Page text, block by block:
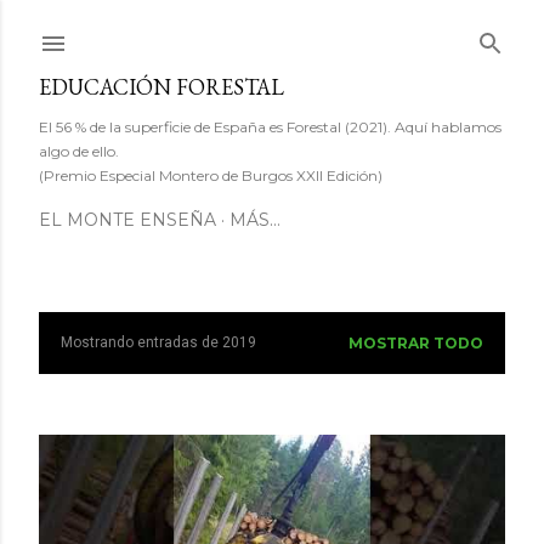
EDUCACIÓN FORESTAL
El 56 % de la superficie de España es Forestal (2021). Aquí hablamos
algo de ello.
(Premio Especial Montero de Burgos XXII Edición)
EL MONTE ENSEÑA MÁS…
E
t
r
a
Mostrando entradas de 2019 MOSTRAR TODO